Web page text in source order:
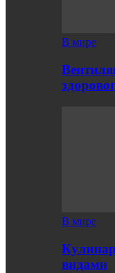
В мире
В мире
видами